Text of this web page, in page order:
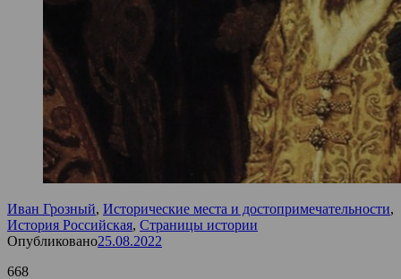
Иван Грозный, Исторические места и достопримечательности,
История Российская, Страницы истории
Опубликовано25.08.2022
668